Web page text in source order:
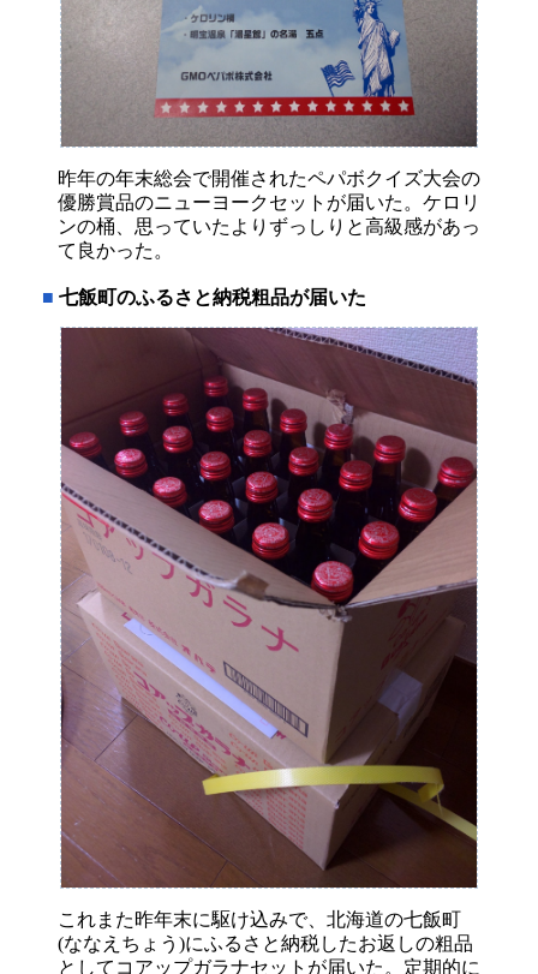
昨年の年末総会で開催されたペパボクイズ大会の
優勝賞品のニューヨークセットが届いた。ケロリ
ンの桶、思っていたよりずっしりと高級感があっ
て良かった。
■ 七飯町のふるさと納税粗品が届いた
これまた昨年末に駆け込みで、北海道の七飯町
(ななえちょう)にふるさと納税したお返しの粗品
としてコアップガラナセットが届いた。定期的に